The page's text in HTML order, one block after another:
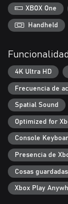
XBOX One
Handheld
4K Ultra HD
Frecuencia de
Spatial Sound
Optimized for
Console
Presencia de
Cosas
Xbox Play